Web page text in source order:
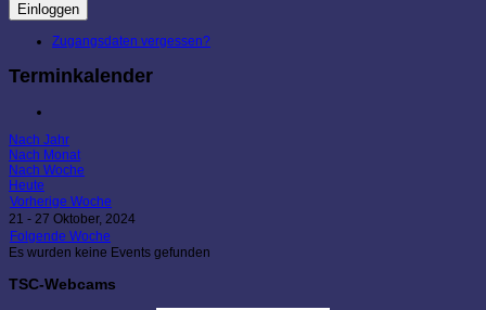
Einloggen
Zugangsdaten vergessen?
Terminkalender
Nach Jahr
Nach Monat
Nach Woche
Heute
Vorherige Woche
21 - 27 Oktober, 2024
Folgende Woche
Es wurden keine Events gefunden
TSC-Webcams